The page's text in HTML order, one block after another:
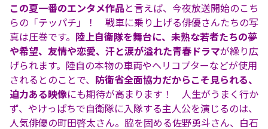
この夏一番のエンタメ作品と言えば、今夜放送開始のこち
らの「テッパチ」！ 戦車に乗り上げる俳優さんたちの写
真は圧巻です。 陸上自衛隊を舞台に、未熟な若者たちの夢
や希望、友情や恋愛、汗と涙が溢れた青春ドラマが繰り広
げられます。陸自の本物の車両やヘリコプターなどが使用
されるとのことで、 防衛省全面協力だからこそ見られる、
迫力ある映像にも期待が高まります！ 人生がうまく行か
ず、やけっぱちで自衛隊に入隊する主人公を演じるのは、
人気俳優の町田啓太さん。脇を固める佐野勇斗さん、白石